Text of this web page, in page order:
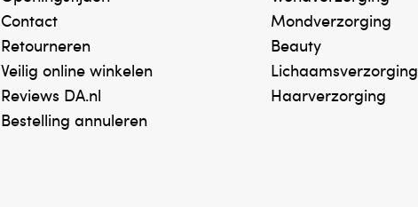
Contact
Retourneren
Veilig online winkelen
Reviews DA.nl
Bestelling annuleren
Mondverzorging
Beauty
Lichaamsverzorging
Haarverzorging